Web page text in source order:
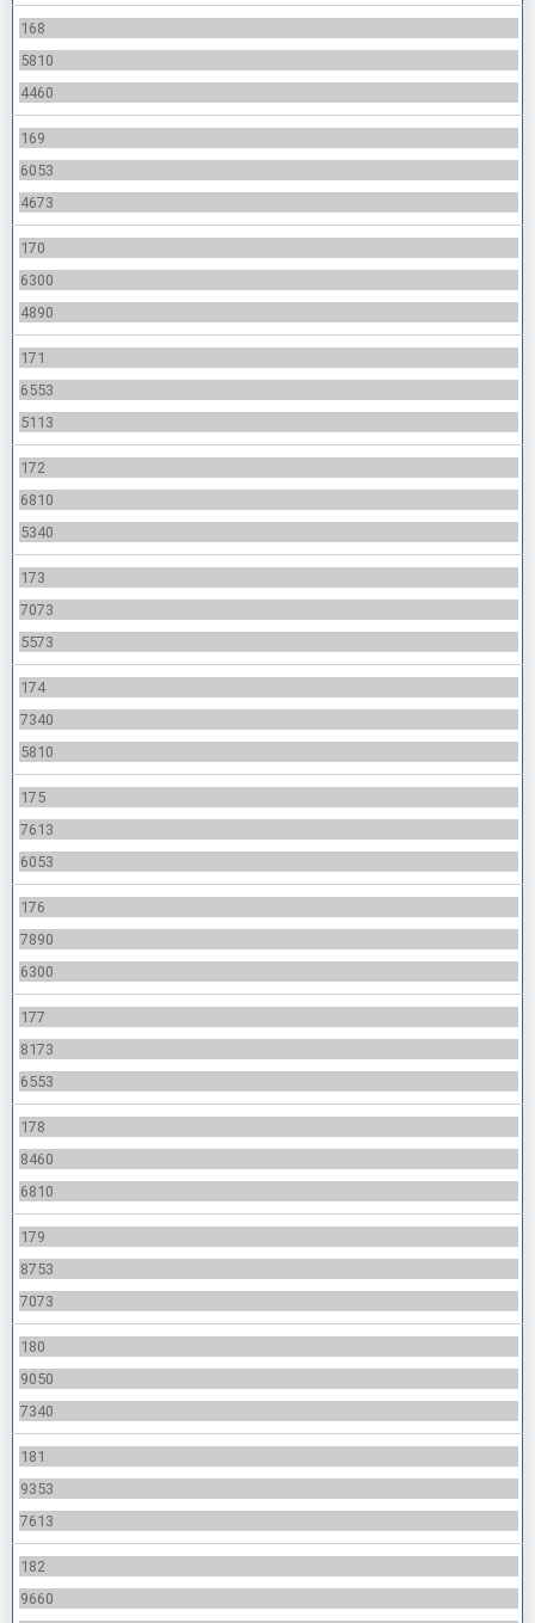
168
5810
4460
169
6053
4673
170
6300
4890
171
6553
5113
172
6810
5340
173
7073
5573
174
7340
5810
175
7613
6053
176
7890
6300
177
8173
6553
178
8460
6810
179
8753
7073
180
9050
7340
181
9353
7613
182
9660